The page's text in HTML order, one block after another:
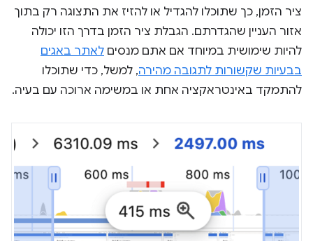
ציר הזמן, כך שתוכלו להגדיל או להזיז את התצוגה רק בתוך
אזור העניין שהגדרתם. הגבלת ציר הזמן בדרך הזו יכולה
להיות שימושית במיוחד אם אתם מנסים לאתר באגים
בבעיות שקשורות לתגובה מהירה, למשל, כדי שתוכלו
להתמקד באינטראקציה אחת או במשימה ארוכה עם בעיה.